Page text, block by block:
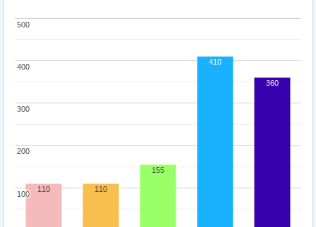
100
100
200
200
300
300
400
400
500
500
110 110
155
410
360